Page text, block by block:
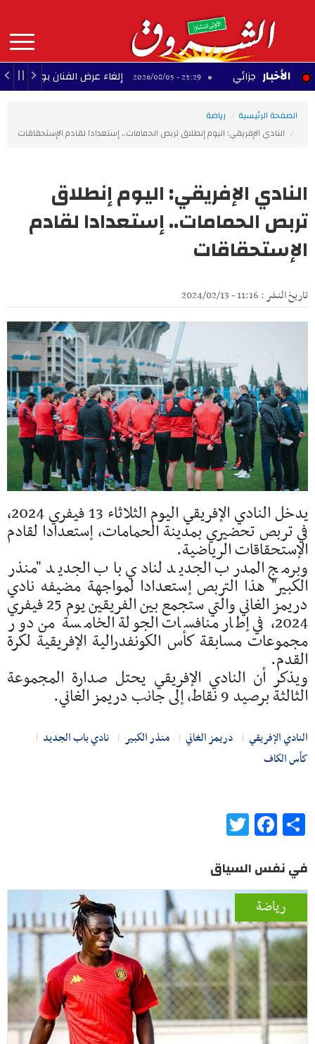
contenu
principal
MAIN
NAVIGATION الأخبار
الجزائي 23:29 - 2026/08/05 إلغاء عرض الفنان بودشار ضمن
الصفحة الرئيسية
رياضة
النادي الإفريقي: اليوم إنطلاق تربص الحمامات.. إستعدادا لقادم الإستحقاقات
النادي الإفريقي: اليوم إنطلاق
تربص الحمامات.. إستعدادا لقادم
الإستحقاقات
تاريخ النشر : 11:16 - 2024/02/13
يدخل النادي الإفريقي اليوم الثلاثاء 13 فيفري 2024،
في تربص تحضيري بمدينة الحمامات، إستعدادا لقادم
الإستحقاقات الرياضية.
وبرمج المدرب الجديد لنادي باب الجديد "منذر
الكبير" هذا التربص إستعدادا لمواجهة مضيفه نادي
دريمز الغاني والتي ستجمع بين الفريقين يوم 25 فيفري
2024، في إطار منافسات الجولة الخامسة من دور
مجموعات مسابقة كأس الكونفدرالية الإفريقية لكرة
القدم.
ويذكر أن النادي الإفريقي يحتل صدارة المجموعة
الثالثة برصيد 9 نقاط، إلى جانب دريمز الغاني.
النادي الإفريقي دريمز الغاني منذر الكبير
نادي باب الجديد
كأس الكاف
Share
Facebook
في نفس السياق
رياضة